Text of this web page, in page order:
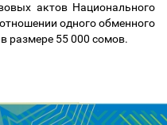
актов Национального
одного обменного
размере 55 000 сомов.